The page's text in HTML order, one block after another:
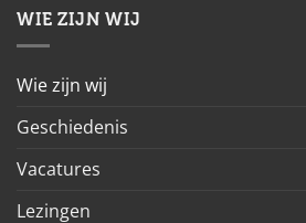
WIE ZIJN WIJ
Wie zijn wij
Geschiedenis
Vacatures
Lezingen